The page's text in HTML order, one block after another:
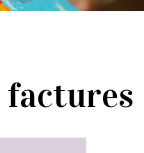
factures